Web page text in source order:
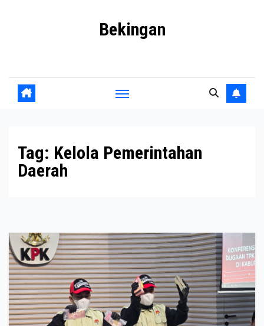
Bekingan
Tag: Kelola Pemerintahan
Daerah